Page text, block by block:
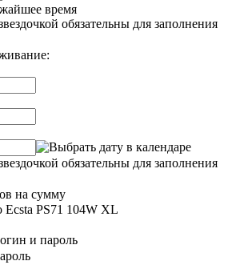
время
обязательны для заполнения
обязательны для заполнения
на сумму
и пароль